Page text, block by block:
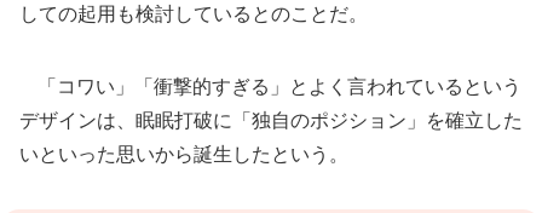
しての起用も検討しているとのことだ。
「コワい」「衝撃的すぎる」とよく言われているという
デザインは、眠眠打破に「独自のポジション」を確立した
いといった思いから誕生したという。